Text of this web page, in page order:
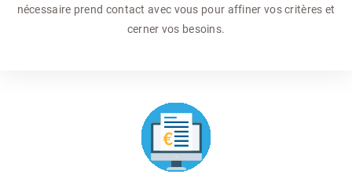
nécessaire prend contact avec vous pour affiner vos critères et
cerner vos besoins.